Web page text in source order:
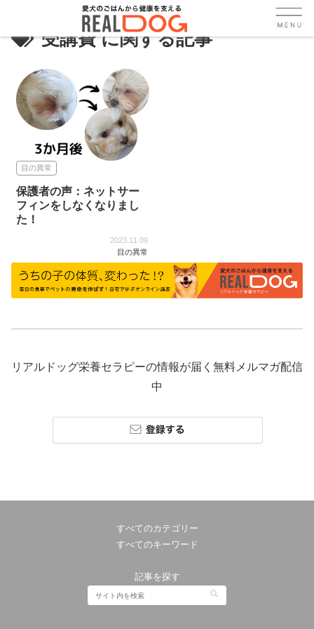
受講費
目の異常
保護者の声：ネットサー
フィンをしなくなりまし
た！
2023.11.09
目の異常
リアルドッグ栄養セラピーの情報が届く無料メルマガ配信
中
すべてのカテゴリー
すべてのキーワード
記事を探す